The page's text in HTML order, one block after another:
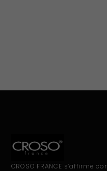
CROSO FRANCE s’affirme